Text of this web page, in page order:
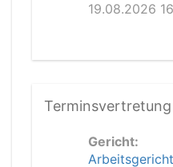
19.08.2026
Gericht: